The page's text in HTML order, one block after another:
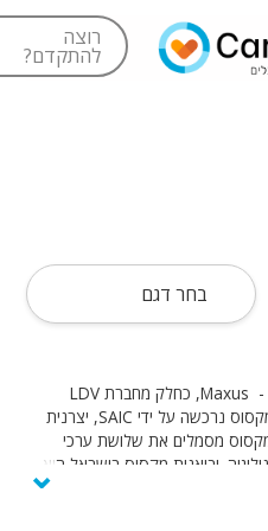
רוצה
להתקדם?
בחר דגם
בשנת 2004, נוסד מותג רכבי מקסוס - Maxus, כחלק מחברת LDV
Group הבריטית. כעבור כמה שנים, מקסוס נרכשה על ידי SAIC, יצרנית
מקסוס מסמלים את שלושת ערכי
יבואנית מקסוס בישראל היא⌄